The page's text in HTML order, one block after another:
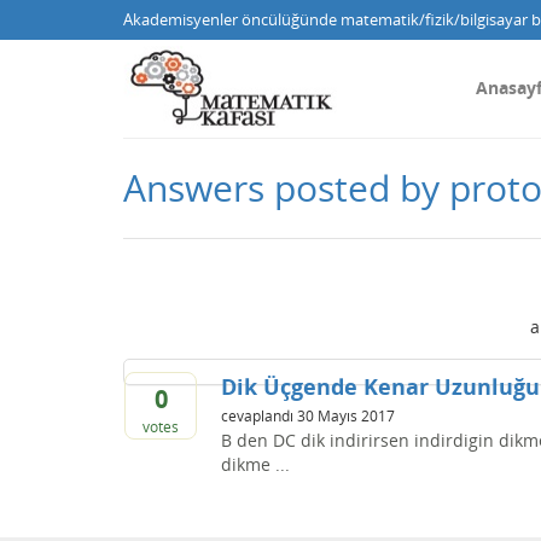
Akademisyenler öncülüğünde matematik/fizik/bilgisayar
Answers posted by
0
votes
Dik Üçgende Kenar
cevaplandı 30 Mayıs 2017
B den DC dik indirirsen indirdigin
dikme ...